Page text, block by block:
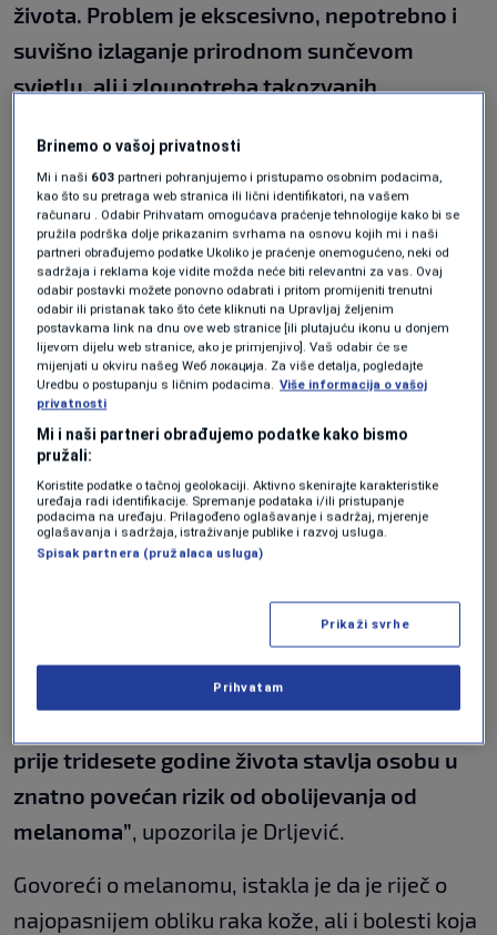
života. Problem je ekscesivno, nepotrebno i
suvišno izlaganje prirodnom sunčevom
svjetlu, ali i zloupotreba takozvanih
Drljević.
Posebno je upozorila na uvjerenje da solarij
može pripremiti kožu za ljetovanje i boravak
na suncu. Kako je pojasnila, riječ je o opasnom
mitu.
“U solariju se ne možete pripremiti za sunce.
Opekotine izazivaju UV-B zrake, dok solarij
koristi UV-A svjetlo koje prodire dublje u
kožu, uništava kolagen, smanjuje broj ćelija
važnih za imunitet kože i ubrzava
fotostarenje”,objasnila je.
Naglasila je da je solarij svrstan među
kancerogene i da bi odlazak maloljetnika u
solarij trebalo zabraniti.
prije tridesete godine života stavlja osobu u
znatno povećan rizik od obolijevanja od
melanoma”, upozorila je Drljević.
Govoreći o melanomu, istakla je da je riječ o
najopasnijem obliku raka kože, ali i bolesti koja
Brinemo o vašoj privatnosti
Mi i naši 603 partneri pohranjujemo i pristupamo osobnim podacima,
kao što su pretraga web stranica ili lični identifikatori, na vašem
računaru . Odabir Prihvatam omogućava praćenje tehnologije kako bi se
pružila podrška dolje prikazanim svrhama na osnovu kojih mi i naši
partneri obrađujemo podatke Ukoliko je praćenje onemogućeno, neki od
sadržaja i reklama koje vidite možda neće biti relevantni za vas. Ovaj
odabir postavki možete ponovno odabrati i pritom promijeniti trenutni
odabir ili pristanak tako što ćete kliknuti na Upravljaj željenim
postavkama link na dnu ove web stranice [ili plutajuću ikonu u donjem
lijevom dijelu web stranice, ako je primjenjivo]. Vaš odabir će se
mijenjati u okviru našeg Wеб локација. Za više detalja, pogledajte
Uredbu o postupanju s ličnim podacima. Više informacija o vašoj
privatnosti
Mi i naši partneri obrađujemo podatke kako bismo
pružali:
Koristite podatke o tačnoj geolokaciji. Aktivno skenirajte karakteristike
uređaja radi identifikacije. Spremanje podataka i/ili pristupanje
podacima na uređaju. Prilagođeno oglašavanje i sadržaj, mjerenje
oglašavanja i sadržaja, istraživanje publike i razvoj usluga.
Spisak partnera (pružalaca usluga)
Prikaži svrhe
Prihvatam